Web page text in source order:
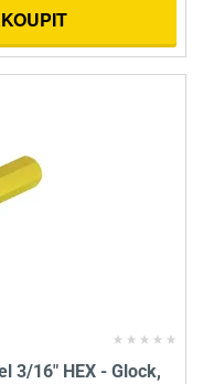
3/16" HEX - Glock,